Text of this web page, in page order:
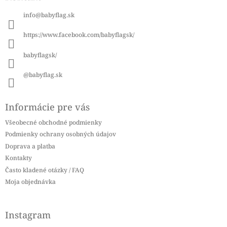
info@babyflag.sk
https://www.facebook.com/babyflagsk/
babyflagsk/
@babyflag.sk
Informácie pre vás
Všeobecné obchodné podmienky
Podmienky ochrany osobných údajov
Doprava a platba
Kontakty
Často kladené otázky / FAQ
Moja objednávka
Instagram